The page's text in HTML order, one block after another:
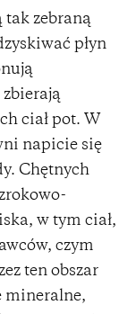
tak zebraną
płyn
ciał pot. W
napicie się
Chętnych
w tym ciał,
czym
ten obszar
mineralne,